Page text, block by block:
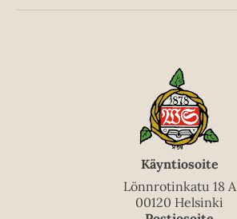
Käyntiosoite
Lönnrotinkatu 18 A
00120 Helsinki